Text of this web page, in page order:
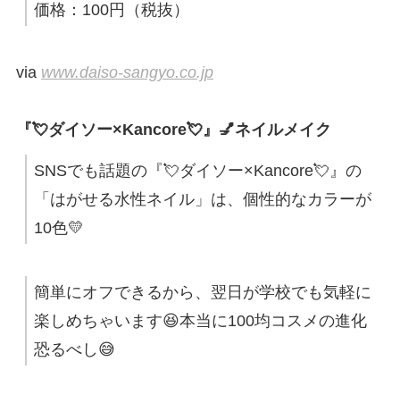
価格：100円（税抜）
via www.daiso-sangyo.co.jp
『💘ダイソー×Kancore💘』💅ネイルメイク
SNSでも話題の『💘ダイソー×Kancore💘』の
「はがせる水性ネイル」は、個性的なカラーが
10色💛
簡単にオフできるから、翌日が学校でも気軽に
楽しめちゃいます😆本当に100均コスメの進化
恐るべし😅